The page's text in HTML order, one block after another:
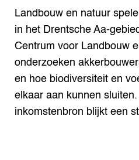
Landbouw en natuur
in het Drentsche Aa-
Centrum voor Landbouw
onderzoeken
en hoe biodiversiteit en
elkaar aan kunnen
inkomstenbron blijkt een